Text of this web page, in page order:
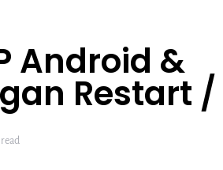
Android &
Restart /